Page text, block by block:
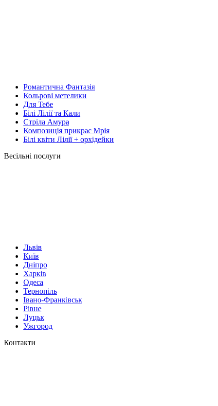
Романтична Фантазія
Кольрові метелики
Для Тебе
Білі Лілії та Кали
Стріла Амура
Композиція прикрас Мрія
Білі квіти Лілії + орхідейки
Весільні послуги
Львів
Київ
Дніпро
Харків
Одеса
Тернопіль
Івано-Франківськ
Рівне
Луцьк
Ужгород
Контакти